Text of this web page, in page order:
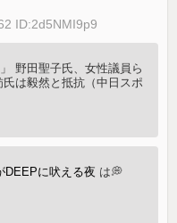
ID:2d5NMI9p9
野田聖子氏、女性議員ら
は毅然と抵抗（中日スポ
DEEPに吠える夜 は💭